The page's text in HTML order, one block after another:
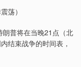
荡）
普将在当晚21点（北
结束战争的时间表，